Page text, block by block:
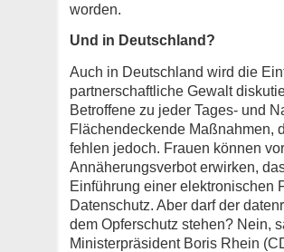
worden.
Und in Deutschland?
Auch in Deutschland wird die
partnerschaftliche Gewalt
Betroffene zu jeder Tages- und
Flächendeckende Maßnahmen,
fehlen jedoch. Frauen können
Annäherungsverbot erwirken,
Einführung einer elektronischen
Datenschutz. Aber darf der
dem Opferschutz stehen? Nein,
Ministerpräsident Boris Rhein